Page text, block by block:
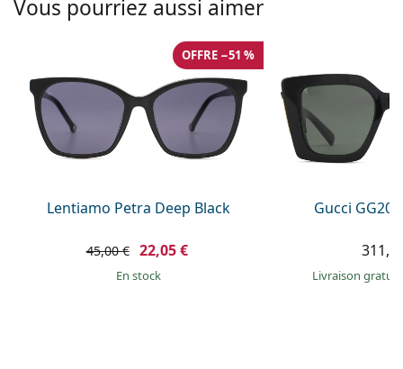
Toutes les marques
Toutes les marques
Vous pourriez aussi aimer
Lentiamo Petra Deep Black
OFFRE −51 %
45,00 € 22,05 €
en stock
Gucci
Livraison